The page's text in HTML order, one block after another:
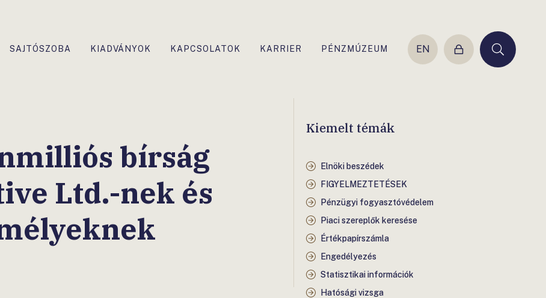
SAJTÓSZOBA KIADVÁNYOK KAPCSOLATOK KARRIER PÉNZMÚZEUM EN
Belépés Keresés
bírság
Ltd.-nek és
Kiemelt témák
Elnöki beszédek
FIGYELMEZTETÉSEK
Pénzügyi fogyasztóvédelem
Piaci szereplők keresése
Értékpapírszámla
Engedélyezés
Statisztikai információk
Hatósági vizsga